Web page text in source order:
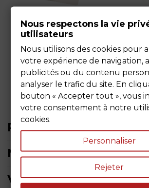
PRODUITS
NOTRE SOCIÉTÉ
VOTRE COMPTE
Nous respectons la vie
utilisateurs
Nous utilisons des cookies pour
votre expérience de navigation,
publicités ou du contenu
analyser le trafic du site. En
bouton « Accepter tout », vous
votre consentement à notre
cookies.
Personnaliser
Rejeter